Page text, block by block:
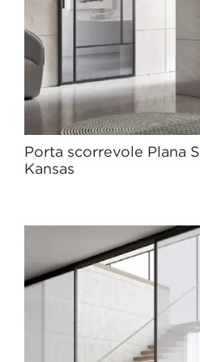
Porta scorrevole Plana
Kansas